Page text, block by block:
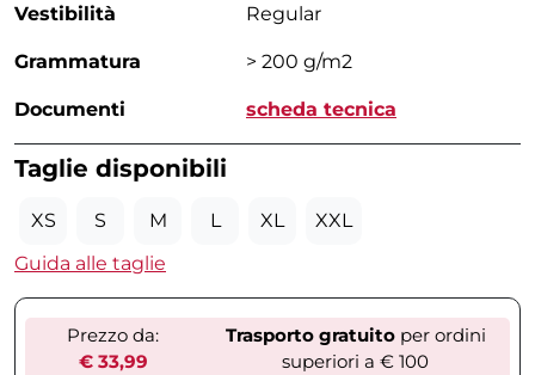
Vestibilità Regular
Grammatura > 200 g/m2
Documenti scheda tecnica
Taglie disponibili
XS S M L XL
XXL
Guida alle taglie
Prezzo da:
€ 33,99
Trasporto gratuitoper ordini
superiori a € 100